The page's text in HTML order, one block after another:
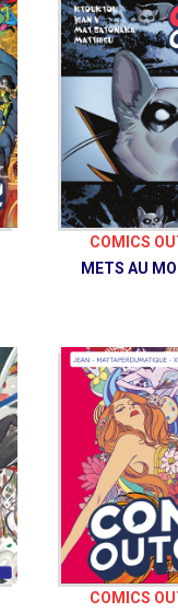
COMICS
METS AU
COMICS